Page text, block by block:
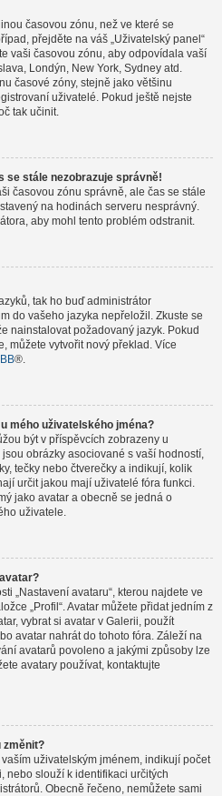
časovou zónu, než ve které se
přejděte na váš „Uživatelský panel“
vaši časovou zónu, aby odpovídala vaší
Londýn, New York, Sydney atd.
časové zóny, stejně jako většinu
uživatelé. Pokud ještě nejste
tak učinit.
se stále nezobrazuje správně!
časovou zónu správně, ale čas se stále
na hodinách serveru nesprávný.
aby mohl tento problém odstranit.
tak ho buď administrátor
do vašeho jazyka nepřeložil. Zkuste se
nainstalovat požadovaný jazyk. Pokud
můžete vytvořit nový překlad. Více
®.
mého uživatelského jména?
být v příspěvcích zobrazeny u
obrázky asociované s vaší hodností,
tečky nebo čtverečky a indikují, kolik
určit jakou mají uživatelé fóra funkci.
jako avatar a obecně se jedná o
uživatele.
„Nastavení avataru“, kterou najdete ve
„Profil“. Avatar můžete přidat jedním z
vybrat si avatar v Galerii, použít
avatar nahrát do tohoto fóra. Záleží na
avatarů povoleno a jakými způsoby lze
avatary používat, kontaktujte
změnit?
uživatelským jménem, indikují počet
nebo slouží k identifikaci určitých
Obecně řečeno, nemůžete sami